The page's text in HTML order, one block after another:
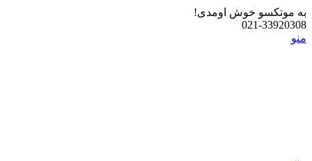
به موتکسو خوش اومدی!
021-33920308
منو